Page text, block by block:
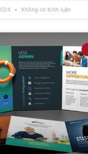
Không có bình luận